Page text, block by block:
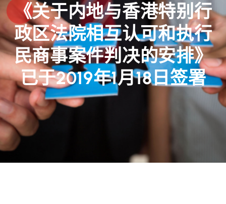
《关于内地与香港特别行
政区法院相互认可和执行
民商事案件判决的安排》
已于2019年1月18日签署